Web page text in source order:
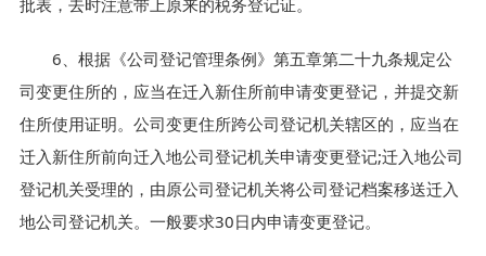
批表，去时注意带上原来的税务登记证。
6、根据《公司登记管理条例》第五章第二十九条规定公
司变更住所的，应当在迁入新住所前申请变更登记，并提交新
住所使用证明。公司变更住所跨公司登记机关辖区的，应当在
迁入新住所前向迁入地公司登记机关申请变更登记;迁入地公司
登记机关受理的，由原公司登记机关将公司登记档案移送迁入
地公司登记机关。一般要求30日内申请变更登记。